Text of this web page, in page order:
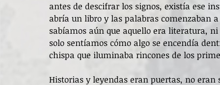
Asturias Capital Mundial Poesía Fundación Princesa
antes de descifrar los signos, existía ese
abría un libro y las palabras comenzaban
sabíamos aún que aquello era literatura,
solo sentíamos cómo algo se encendía
chispa que iluminaba rincones de los
Historias y leyendas eran puertas, no eran